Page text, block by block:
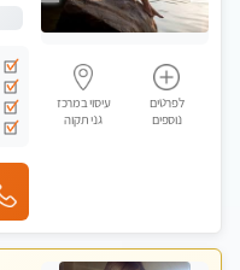
לפרטים
נוספים
עיסוי במרכז
גני תקוה